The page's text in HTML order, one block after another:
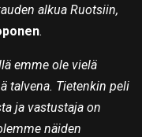
alkua Ruotsiin,
.
emme ole vielä
talvena. Tietenkin peli
ja vastustaja on
näiden